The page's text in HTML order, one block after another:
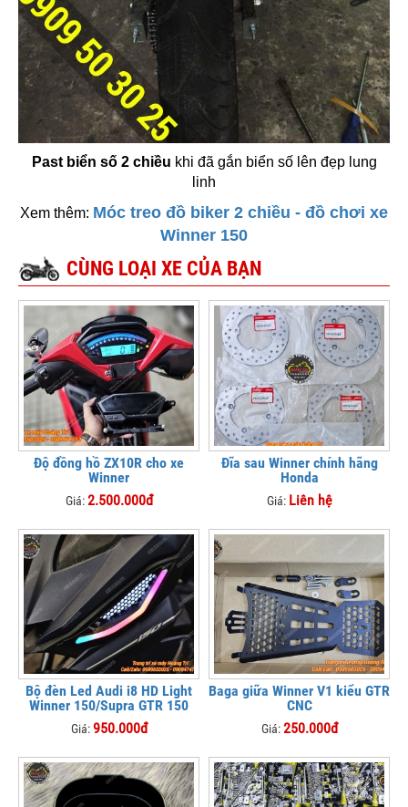
Past biển số 2 chiều khi đã gắn biển số lên đẹp lung
linh
Xem thêm: Móc treo đồ biker 2 chiều - đồ chơi xe
Winner 150
CÙNG LOẠI XE CỦA BẠN
Độ đồng hồ ZX10R cho xe
Winner
Giá:2.500.000đ
Đĩa sau Winner chính hãng
Honda
Giá: Liên hệ
Bộ đèn Led Audi i8 HD Light
Winner 150/Supra GTR 150
Giá:950.000đ
Baga giữa Winner V1 kiểu GTR
CNC
Giá:250.000đ